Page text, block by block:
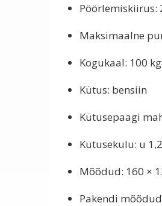
Pöörlemiskiirus:
Maksimaalne
Kogukaal: 100 kg
Kütus: bensiin
Kütusepaagi
Kütusekulu: u
Mõõdud: 160 ×
Pakendi